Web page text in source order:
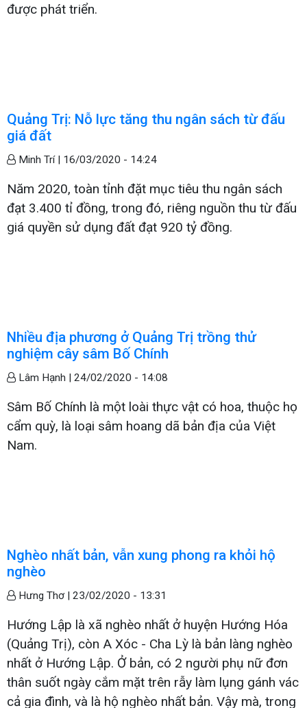
được phát triển.
Quảng Trị: Nỗ lực tăng thu ngân sách từ đấu
giá đất
Minh Trí | 16/03/2020 - 14:24
Năm 2020, toàn tỉnh đặt mục tiêu thu ngân sách
đạt 3.400 tỉ đồng, trong đó, riêng nguồn thu từ đấu
giá quyền sử dụng đất đạt 920 tỷ đồng.
Nhiều địa phương ở Quảng Trị trồng thử
nghiệm cây sâm Bố Chính
Lâm Hạnh | 24/02/2020 - 14:08
Sâm Bố Chính là một loài thực vật có hoa, thuộc họ
cẩm quỳ, là loại sâm hoang dã bản địa của Việt
Nam.
Nghèo nhất bản, vẫn xung phong ra khỏi hộ
nghèo
Hưng Thơ | 23/02/2020 - 13:31
Hướng Lập là xã nghèo nhất ở huyện Hướng Hóa
(Quảng Trị), còn A Xóc - Cha Lỳ là bản làng nghèo
nhất ở Hướng Lập. Ở bản, có 2 người phụ nữ đơn
thân suốt ngày cắm mặt trên rẫy làm lụng gánh vác
cả gia đình, và là hộ nghèo nhất bản. Vậy mà, trong